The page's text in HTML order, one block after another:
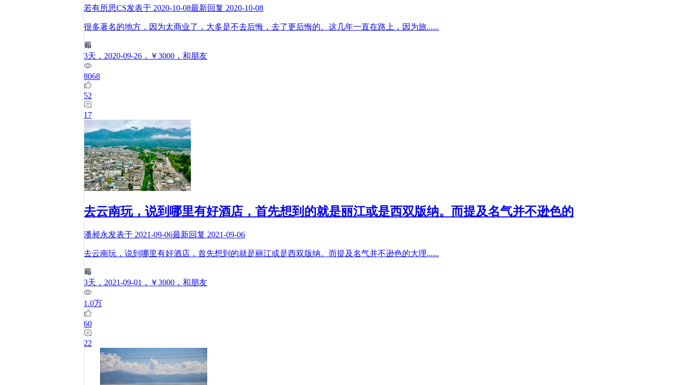
若有所思CS发表于 2020-10-08最新回复 2020-10-08
很多著名的地方，因为太商业了，大多是不去后悔，去了更后悔的。这几年一直在路上，因为旅......
3天 ，2020-09-26 ，￥3000 ，和朋友
8068
52
17
去云南玩，说到哪里有好酒店，首先想到的就是丽江或是西双版纳。而提及名气并不逊色的
潘昶永发表于 2021-09-06最新回复 2021-09-06
去云南玩，说到哪里有好酒店，首先想到的就是丽江或是西双版纳。而提及名气并不逊色的大理......
3天 ，2021-09-01 ，￥3000 ，和朋友
1.0万
60
22